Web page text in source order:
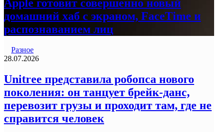
Apple готовит совершенно новый
домашний хаб с экраном, FaceTime и
распознаванием лиц
Разное
28.07.2026
Unitree представила робопса нового
поколения: он танцует брейк-данс,
перевозит грузы и проходит там, где не
справится человек